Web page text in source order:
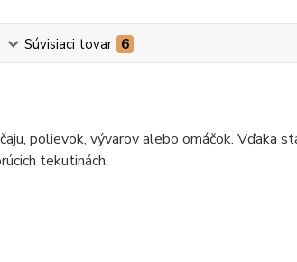
Súvisiaci tovar 6
polievok, vývarov alebo omáčok. Vďaka
tekutinách.